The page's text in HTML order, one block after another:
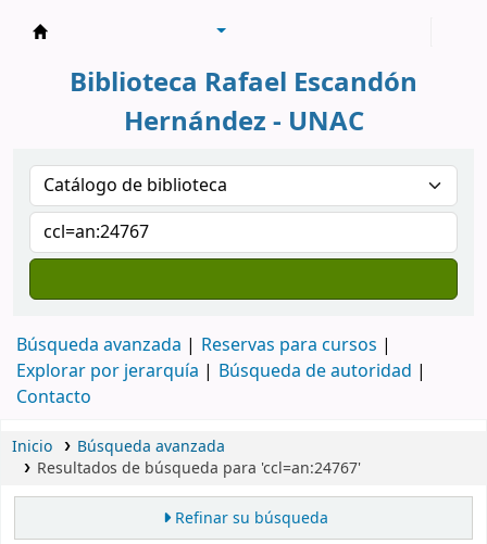
Biblioteca Rafael Escandón
Hernández - UNAC
Búsqueda avanzada
Reservas para cursos
Explorar por jerarquía
Búsqueda de autoridad
Contacto
Inicio
Búsqueda avanzada
Resultados de búsqueda para 'ccl=an:24767'
Refinar su búsqueda